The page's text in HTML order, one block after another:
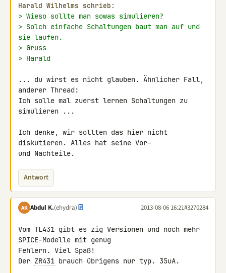
Harald Wilhelms schrieb:
> Wieso sollte man sowas simulieren?
> Solch einfache Schaltungen baut man auf und
sie laufen.
> Gruss
> Harald
... du wirst es nicht glauben. Ähnlicher Fall,
anderer Thread:
Ich solle mal zuerst lernen Schaltungen zu
simulieren ...
Ich denke, wir sollten das hier nicht
diskutieren. Alles hat seine Vor-
und Nachteile.
Antwort
AK Abdul K.(ehydra) 2013-08-06 16:21#3270284
Vom TL431 gibt es zig Versionen und noch mehr
SPICE-Modelle mit genug
Fehlern. Viel Spaß!
Der ZR431 brauch übrigens nur typ. 35uA.